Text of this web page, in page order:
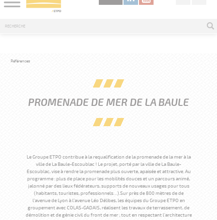
Références
PROMENADE DE MER DE LA BAULE
Le Groupe ETPO contribue à la requalification de la promenade de la mer à la
ville de La Baule-Escoublac ! Le projet, porté par la ville de La Baule-
Escoublac, vise à rendre la promenade plus ouverte, apaisée et attractive. Au
programme : plus de place pour les mobilités douces et un parcours animé,
jalonné par des lieux fédérateurs, supports de nouveaux usages pour tous
(habitants, touristes, professionnels…).Sur près de 800 mètres de de
l’avenue de Lyon à l’avenue Léo Délibes, les équipes du Groupe ETPO en
groupement avec COLAS-GADAIS, réalisent les travaux de terrassement, de
démolition et de génie civil du front de mer ; tout en respectant l’architecture